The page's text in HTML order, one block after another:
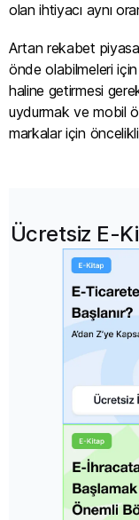
olan ihtiyacı aynı
Artan rekabet
önde olabilmeleri için
haline getirmesi
uydurmak ve mobil
markalar için
Ücretsiz E-